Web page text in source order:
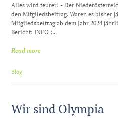
Alles wird teurer! - Der
den Mitgliedsbeitrag. Waren es bisher
Mitgliedsbeitrag ab dem Jahr 2024
Bericht: INFO :...
Read more
Blog
Wir sind Olympia